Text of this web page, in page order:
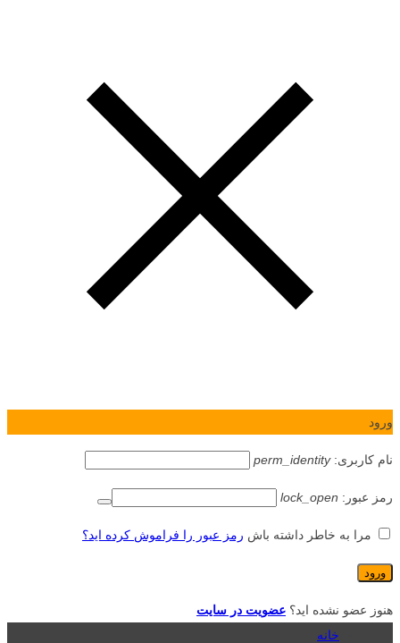
ورود
نام کاربری:perm_identity
رمز عبور: lock_open
مرا به خاطر داشته باش رمز عبور را فراموش کرده اید؟
هنوز عضو نشده اید؟ عضویت در سایت
خانه